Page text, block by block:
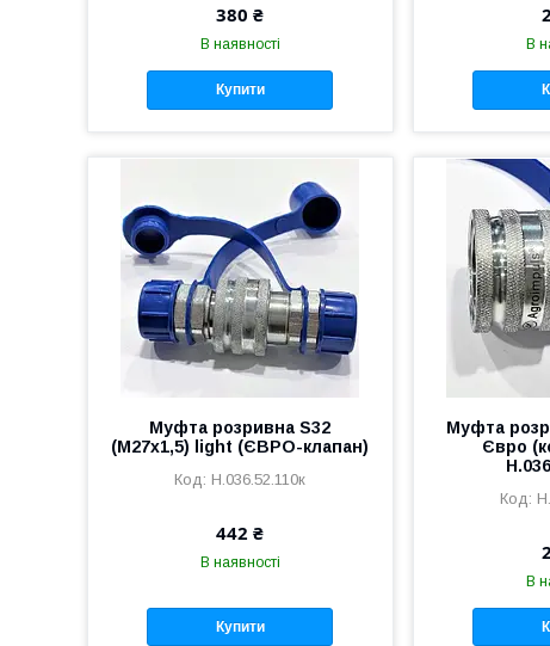
380 ₴
В наявності
Купити
В
Муфта розривна S32
(М27х1,5) light (ЄВРО-клапан)
Н.036.52.110к
442 ₴
В наявності
Купити
Муфта
Євро
В